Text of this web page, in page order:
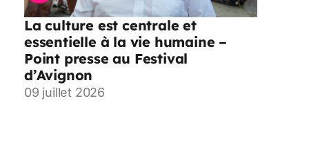
La culture est centrale et
essentielle à la vie humaine –
Point presse au Festival
d’Avignon
09 juillet 2026